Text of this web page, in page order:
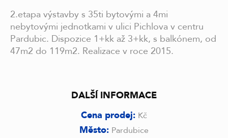
2.etapa výstavby s 35ti bytovými a 4mi
nebytovými jednotkami v ulici Pichlova v centru
Pardubic. Dispozice 1+kk až 3+kk, s balkónem, od
47m2 do 119m2. Realizace v roce 2015.
DALŠÍ INFORMACE
Cena prodej: Kč
Město: Pardubice